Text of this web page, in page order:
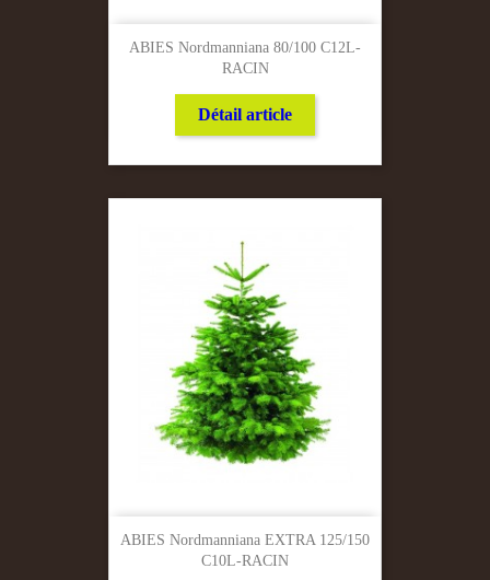
ABIES Nordmanniana 80/100 C12L-
RACIN
Détail article
ABIES Nordmanniana EXTRA 125/150
C10L-RACIN